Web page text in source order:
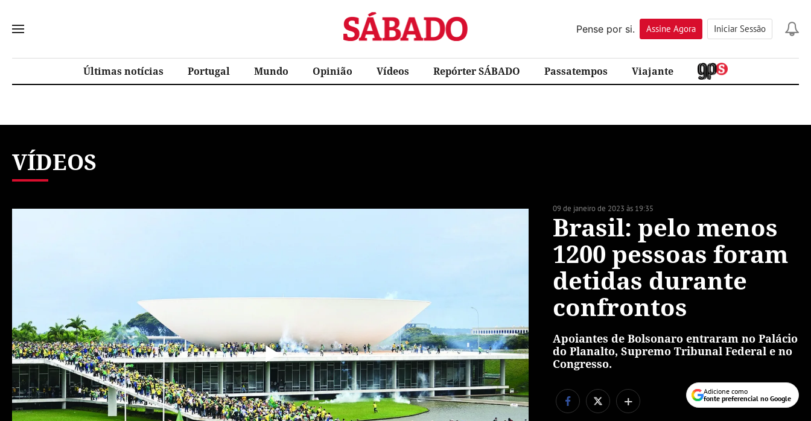
Sábado
Pense por si.
Assine Agora Iniciar Sessão
Últimas notícias Portugal Mundo Opinião Vídeos Repórter SÁBADO Passatempos Viajante
VÍDEOS
Reproduzir
09 de janeiro de 2023 às 19:35
Brasil: pelo menos
1200 pessoas foram
detidas durante
confrontos
Apoiantes de Bolsonaro entraram no Palácio
do Planalto, Supremo Tribunal Federal e no
Congresso.
+
Adicione como
fonte preferencial no Google